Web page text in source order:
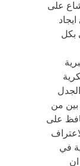
شاع على
بكل
بين من
على
في